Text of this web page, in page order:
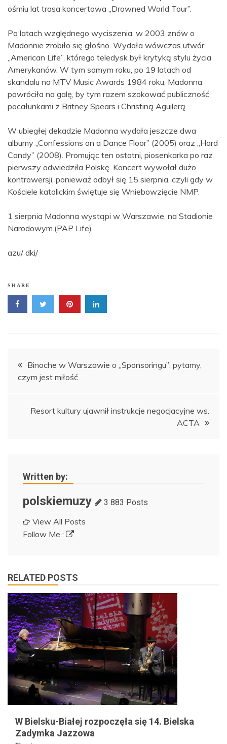
ośmiu lat trasa koncertowa „Drowned World Tour”.
Po latach względnego wyciszenia, w 2003 znów o
Madonnie zrobiło się głośno. Wydała wówczas utwór
„American Life”, którego teledysk był krytyką stylu życia
Amerykanów. W tym samym roku, po 19 latach od
skandalu na MTV Music Awards 1984 roku, Madonna
powróciła na galę, by tym razem szokować publiczność
pocałunkami z Britney Spears i Christiną Aguilerą.
W ubiegłej dekadzie Madonna wydała jeszcze dwa
albumy „Confessions on a Dance Floor” (2005) oraz „Hard
Candy” (2008). Promując ten ostatni, piosenkarka po raz
pierwszy odwiedziła Polskę. Koncert wywołał dużo
kontrowersji, ponieważ odbył się 15 sierpnia, czyli gdy w
Kościele katolickim świętuje się Wniebowzięcie NMP.
1 sierpnia Madonna wystąpi w Warszawie, na Stadionie
Narodowym.(PAP Life)
azu/ dki/
SHARE
Nawigacja
wpisu
Binoche w Warszawie o „Sponsoringu”: pytamy,
czym jest miłość
Resort kultury ujawnił instrukcje negocjacyjne ws.
ACTA
Written by:
polskiemuzy 3 883 Posts
View All Posts
Follow Me :
RELATED POSTS
W Bielsku-Białej rozpoczęła się 14. Bielska
Zadymka Jazzowa